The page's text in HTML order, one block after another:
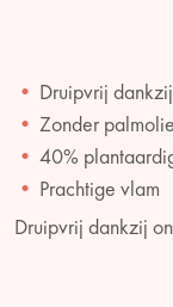
Druipvrij
Zonder palmolie
40%
Prachtige vlam
Druipvrij dankzij